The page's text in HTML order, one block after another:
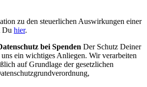
zu den steuerlichen Auswirkungen einer
Du hier.
bei Spenden Der Schutz Deiner
ein wichtiges Anliegen. Wir verarbeiten
auf Grundlage der gesetzlichen